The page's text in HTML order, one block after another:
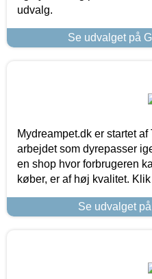
udvalg.
Se udvalget på
Mydreampet.dk er startet
arbejdet som dyrepasser
en shop hvor forbrugeren
køber, er af høj kvalitet.
Se udvalget